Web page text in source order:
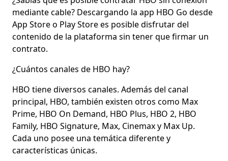
mediante cable? Descargando la app HBO Go desde
App Store o Play Store es posible disfrutar del
contenido de la plataforma sin tener que firmar un
contrato.
¿Cuántos canales de HBO hay?
HBO tiene diversos canales. Además del canal
principal, HBO, también existen otros como Max
Prime, HBO On Demand, HBO Plus, HBO 2, HBO
Family, HBO Signature, Max, Cinemax y Max Up.
Cada uno posee una temática diferente y
características únicas.